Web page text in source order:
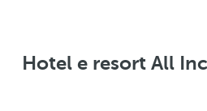
Hotel e resort All